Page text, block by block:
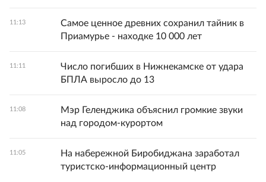
11:13
Самое ценное древних сохранил тайник в
Приамурье - находке 10 000 лет
11:11
Число погибших в Нижнекамске от удара
БПЛА выросло до 13
11:08
Мэр Геленджика объяснил громкие звуки
над городом-курортом
11:05
На набережной Биробиджана заработал
туристско-информационный центр